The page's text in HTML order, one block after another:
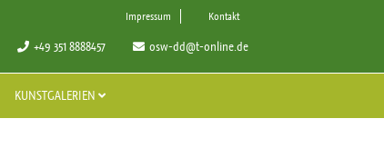
Impressum Kontakt
+49 351 8888457 osw-dd@t-online.de
KUNSTGALERIEN